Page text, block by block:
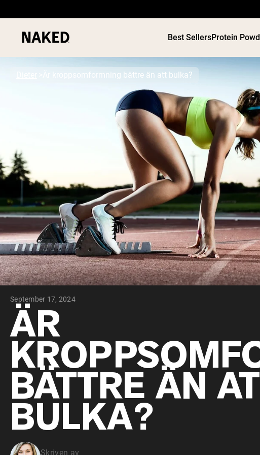
Best SellersProtein
”Overnight Oats“
”Vegan protein“
”Collagen“
”Micellar Casein“
PROTEIN
get
Är kroppsomformning bättre än att bulka?
September 17, 2024
ÄR
BÄTTRE ÄN
BULKA?
Skriven av